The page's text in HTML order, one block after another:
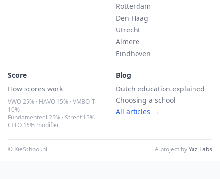
Rotterdam
Den Haag
Utrecht
Almere
Eindhoven
Score
How scores work
VWO 25% · HAVO 15% · VMBO-T
10%
Fundamenteel 25% · Streef 15%
CITO 15% modifier
Blog
Dutch education explained
Choosing a school
All articles →
© KieSchool.nl A project byYaz Labs